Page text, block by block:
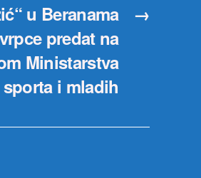
→
u Beranama
predat na
Ministarstva
sporta i mladih